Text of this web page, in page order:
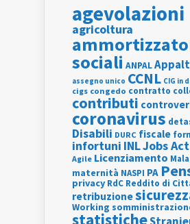
agevolazioni
agricoltura
sociali ANPAL
assegno unico CCNL CIG in
cigs congedo contratto
contributi
coronavirus
Disabili DURC fiscale
infortuni INLJobs Act
Agile Licenziamento
maternità NASPI PA
privacy RdC Reddito di
retribuzione
Working
statistiche